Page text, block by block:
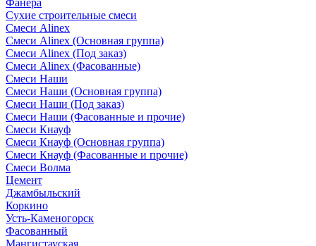
Фанера
Сухие строительные смеси
Смеси Alinex
Смеси Alinex (Основная группа)
Смеси Alinex (Под заказ)
Смеси Alinex (Фасованные)
Смеси Наши
Смеси Наши (Основная группа)
Смеси Наши (Под заказ)
Смеси Наши (Фасованные и прочие)
Смеси Кнауф
Смеси Кнауф (Основная группа)
Смеси Кнауф (Фасованные и прочие)
Смеси Волма
Цемент
Джамбыльский
Коркино
Усть-Каменогорск
Фасованный
Мангистауская